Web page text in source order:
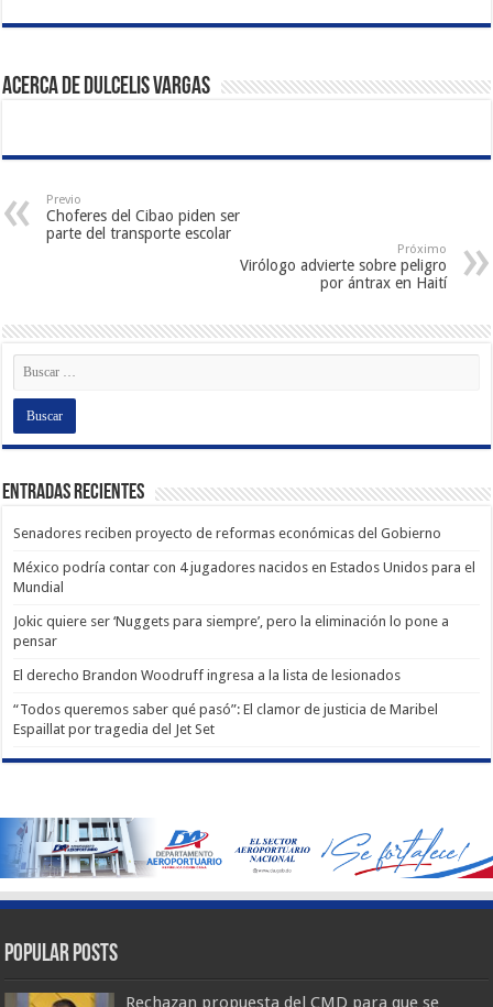
Acerca de Dulcelis Vargas
Previo
Choferes del Cibao piden ser
parte del transporte escolar
Próximo
Virólogo advierte sobre peligro
por ántrax en Haití
Entradas recientes
Senadores reciben proyecto de reformas económicas del Gobierno
México podría contar con 4 jugadores nacidos en Estados Unidos para el
Mundial
Jokic quiere ser ‘Nuggets para siempre’, pero la eliminación lo pone a
pensar
El derecho Brandon Woodruff ingresa a la lista de lesionados
“Todos queremos saber qué pasó”: El clamor de justicia de Maribel
Espaillat por tragedia del Jet Set
Popular Posts
Rechazan propuesta del CMD para que se